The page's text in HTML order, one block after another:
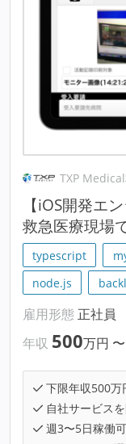
TXP
【iOS開発エ
救急医療現場
typescript
node.js
雇用形態 正社員
年収 500万円 〜
下限年収500万
自社サービス
週3〜5日稼働可